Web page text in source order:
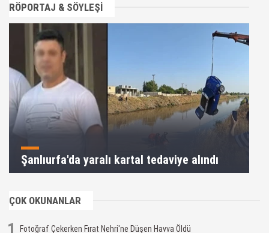
RÖPORTAJ & SÖYLEŞİ
Şanlıurfa'da yaralı kartal tedaviye alındı
ÇOK OKUNANLAR
1 Fotoğraf Çekerken Fırat Nehri'ne Düşen Havva Öldü